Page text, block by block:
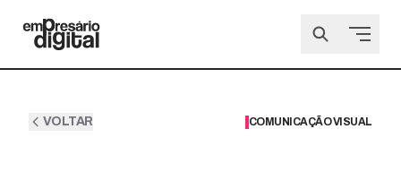
VOLTAR COMUNICAÇÃO VISUAL